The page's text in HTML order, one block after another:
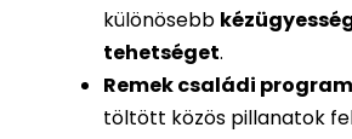
különösebb
tehetséget.
Remek családi program
töltött közös pillanatok